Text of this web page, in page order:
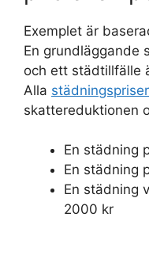
Exemplet är
En grundläggande
och ett städtillfälle
Alla städningspriser
skattereduktionen
En städning
En städning
En städning
2000 kr